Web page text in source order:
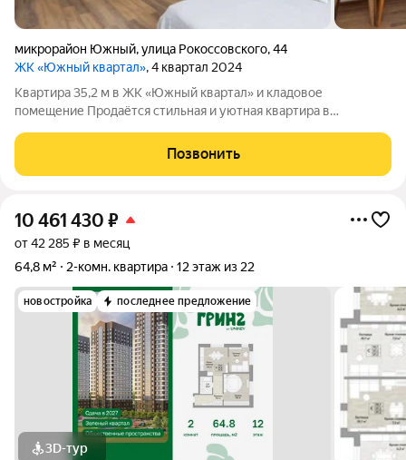
микрорайон Южный,улица Рокоссовского,44
ЖК «Южный квартал», 4 квартал 2024
Квартира 35,2 м в ЖК «Южный квартал» и кладовое
помещение Продаётся стильная и уютная квартира в
полностью готова к проживанию: выполнен дизайнерский
ремонт, установлена вся необходимая бытовая
Позвонить
10 461 430 ₽
от 42 285 ₽ в месяц
64,8 м²
2-комн. квартира 12 этаж из 22
новостройка последнее предложение
3D-тур